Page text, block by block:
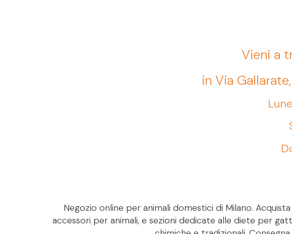
Vieni a
in Via
Negozio online per animali domestici di Milano.
accessori per animali, e sezioni dedicate alle diete per